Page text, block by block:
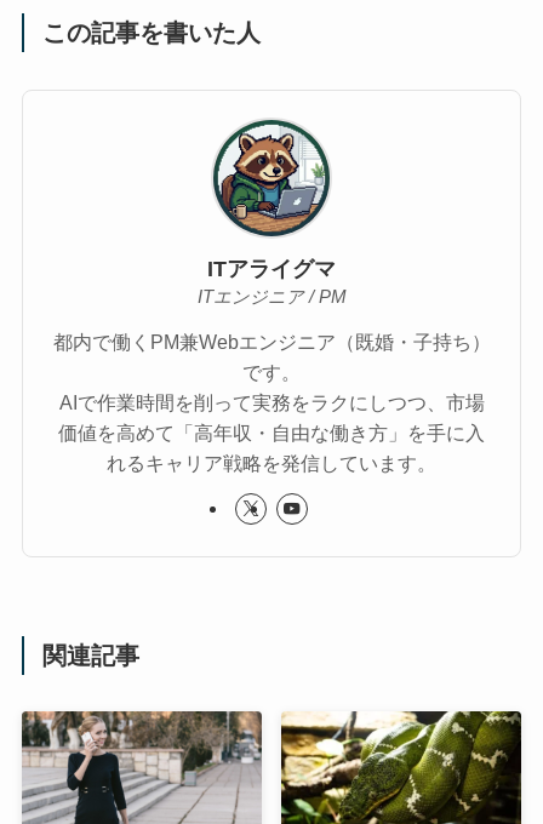
この記事を書いた人
ITアライグマ
ITエンジニア / PM
都内で働くPM兼Webエンジニア（既婚・子持ち）
です。
AIで作業時間を削って実務をラクにしつつ、市場
価値を高めて「高年収・自由な働き方」を手に入
れるキャリア戦略を発信しています。
関連記事